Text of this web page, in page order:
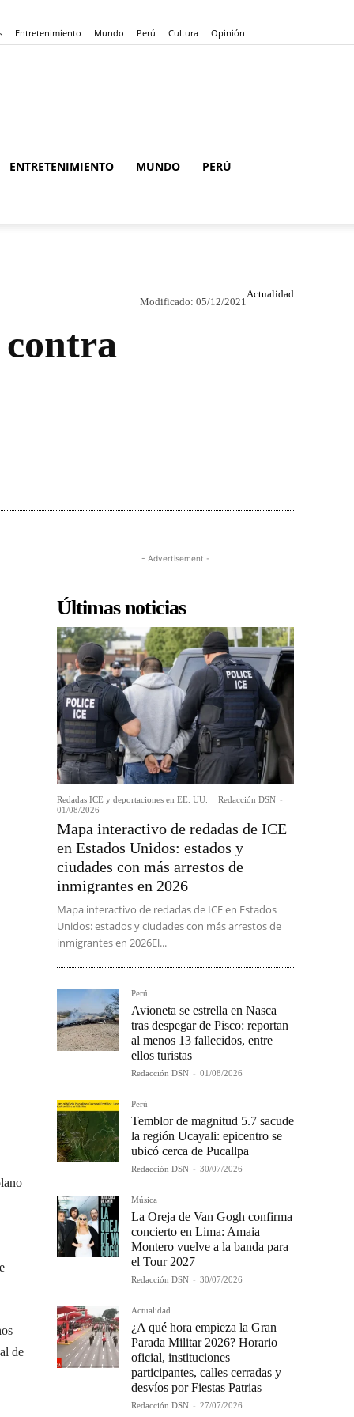
Entretenimiento Mundo Perú Cultura Opinión
ENTRETENIMIENTO MUNDO PERÚ
Actualidad
Modificado: 05/12/2021
contra
de
- Advertisement -
Últimas noticias
Redadas ICE y deportaciones en EE. UU. Redacción DSN -
01/08/2026
Mapa interactivo de redadas de ICE
en Estados Unidos: estados y
ciudades con más arrestos de
inmigrantes en 2026
Mapa interactivo de redadas de ICE en Estados
Unidos: estados y ciudades con más arrestos de
inmigrantes en 2026El...
Perú
Avioneta se estrella en Nasca
tras despegar de Pisco: reportan
al menos 13 fallecidos, entre
ellos turistas
Redacción DSN - 01/08/2026
Perú
Temblor de magnitud 5.7 sacude
la región Ucayali: epicentro se
ubicó cerca de Pucallpa
Redacción DSN - 30/07/2026
Música
La Oreja de Van Gogh confirma
concierto en Lima: Amaia
Montero vuelve a la banda para
el Tour 2027
Redacción DSN - 30/07/2026
Actualidad
¿A qué hora empieza la Gran
Parada Militar 2026? Horario
oficial, instituciones
participantes, calles cerradas y
desvíos por Fiestas Patrias
Redacción DSN - 27/07/2026